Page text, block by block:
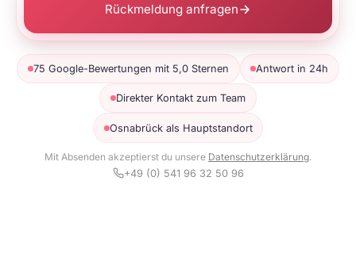
Rückmeldung anfragen
75 Google-Bewertungen mit 5,0 Sternen Antwort in 24h
Direkter Kontakt zum Team
Osnabrück als Hauptstandort
Mit Absenden akzeptierst du unsere Datenschutzerklärung.
+49 (0) 541 96 32 50 96